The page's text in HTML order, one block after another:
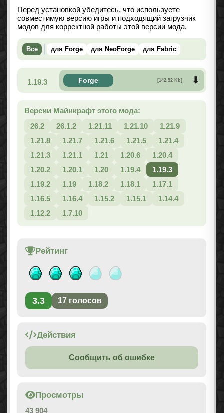
Перед установкой убедитесь, что используете
совместимую версию игры и подходящий загрузчик
модов для корректной работы этой версии мода.
Все для Forge для NeoForge для Fabric
1.19.3 Forge [142,52 Kb]
Версии Майнкрафт этого мода:
26.2
26.1.2 1.21.11 1.21.10
1.21.9
1.21.8
1.21.7 1.21.6 1.21.5
1.21.4
1.21.3
1.21.1 1.21 1.20.6
1.20.4
1.20.2
1.20.1 1.20 1.19.4
1.19.3
1.19.2
1.19 1.18.2 1.18.1
1.17.1
1.16.5
1.16.4 1.15.2 1.15.1
1.14.4
1.12.2
1.7.10
Рейтинг
3.3 17 голосов
Действия
Сообщить об ошибке
Просмотры
43 904